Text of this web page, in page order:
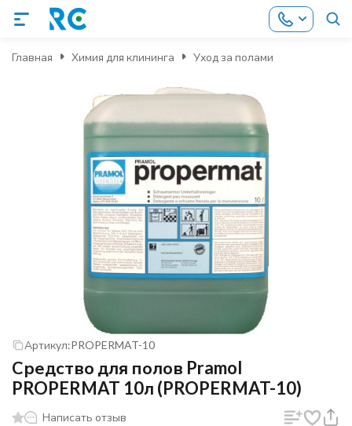
Главная Химия для клининга Уход за полами
Артикул:PROPERMAT-10
Средство для полов Pramol
PROPERMAT 10л (PROPERMAT-10)
Написать отзыв